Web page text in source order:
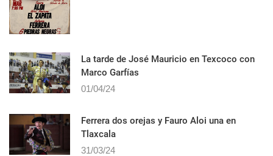
La tarde de José Mauricio en Texcoco con
Marco Garfías
01/04/24
Ferrera dos orejas y Fauro Aloi una en
Tlaxcala
31/03/24